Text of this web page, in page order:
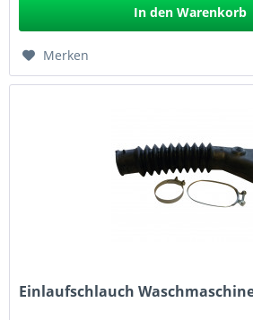
In den Warenkorb
Merken
Einlaufschlauch